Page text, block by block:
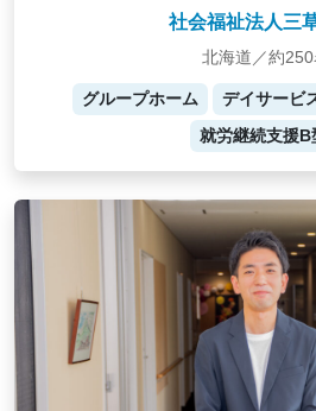
社会福祉法人三
北海道／約250
グループホーム デイサービ
就労継続支援B